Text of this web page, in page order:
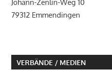
Johann-Zenlin-Weg 10
79312 Emmendingen
VERBÄNDE / MEDIEN